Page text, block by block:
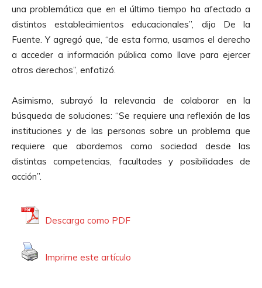
una problemática que en el último tiempo ha afectado a
distintos establecimientos educacionales”, dijo De la
Fuente. Y agregó que, “de esta forma, usamos el derecho
a acceder a información pública como llave para ejercer
otros derechos”, enfatizó.
Asimismo, subrayó la relevancia de colaborar en la
búsqueda de soluciones: “Se requiere una reflexión de las
instituciones y de las personas sobre un problema que
requiere que abordemos como sociedad desde las
distintas competencias, facultades y posibilidades de
acción”.
Descarga como PDF
Imprime este artículo